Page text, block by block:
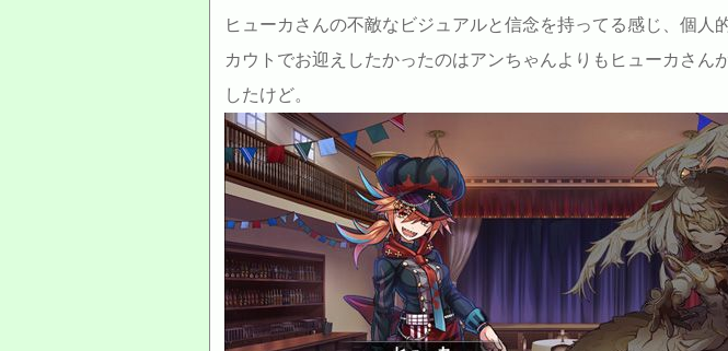
ヒューカさんの不敵なビジュアルと信念を持ってる感じ、個人
カウトでお迎えしたかったのはアンちゃんよりもヒューカさん
したけど。